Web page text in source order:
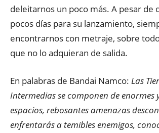
deleitarnos un poco más. A pesar de
pocos días para su lanzamiento,
encontrarnos con metraje, sobre
que no lo adquieran de salida.
En palabras de Bandai Namco: Las
Intermedias se componen de enormes
espacios, rebosantes amenazas
enfrentarás a temibles enemigos,